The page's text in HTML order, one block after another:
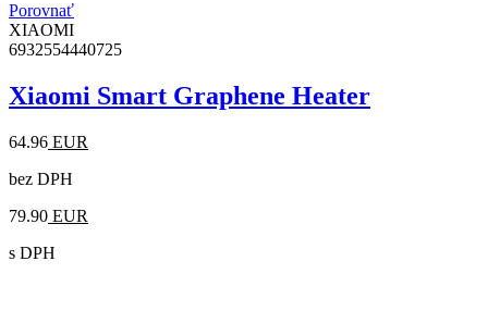
Porovnať
XIAOMI
6932554440725
Xiaomi Smart Graphene Heater
64.96 EUR
bez DPH
79.90 EUR
s DPH